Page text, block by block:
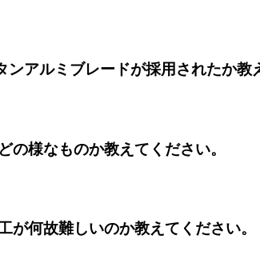
アルミブレードが採用されたか教
の様なものか教えてください。
が何故難しいのか教えてください。